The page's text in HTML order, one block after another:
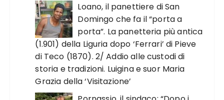
Loano, il panettiere di San
Domingo che fa il “porta a
porta”. La panetteria più antica
(1.901) della Liguria dopo ‘Ferrari’ di Pieve
di Teco (1870). 2/ Addio alle custodi di
storia e tradizioni. Luigina e suor Maria
Grazia della ‘Visitazione’